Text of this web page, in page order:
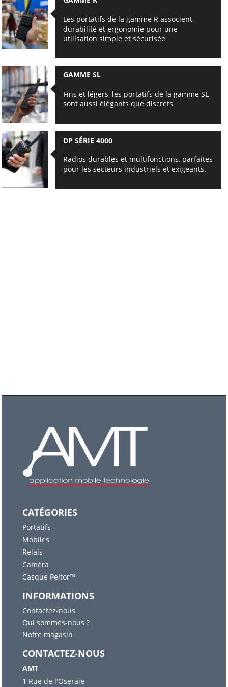
Les portatifs de la gamme R associent
durabilité et ergonomie pour une
utilisation simple et sécurisée
GAMME SL
Fins et légers, les portatifs de la gamme SL
sont aussi élégants que discrets
DP SÉRIE 4000
Radios durables et multifonctions, parfaites
pour les secteurs industriels et exigeants.
CATÉGORIES
Portatifs
Mobiles
Relais
Caméra
Casque Peltor™
INFORMATIONS
Contactez-nous
Qui sommes-nous ?
Notre magasin
CONTACTEZ-NOUS
AMT
1 Rue de l'Oseraie